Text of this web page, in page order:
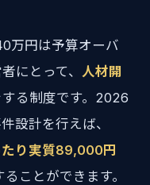
万円は予算オーバ
にとって、 人材開
る制度です。2026
設計を行えば、
たり実質89,000円
ことができます。